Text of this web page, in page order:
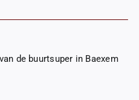
de buurtsuper in Baexem